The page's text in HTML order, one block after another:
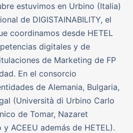
estuvimos en Urbino (Italia)
de DIGISTAINABILITY, el
coordinamos desde HETEL
digitales y de
de Marketing de FP
En el consorcio
de Alemania, Bulgaria,
(Università di Urbino Carlo
de Tomar, Nazaret
ACEEU además de HETEL).